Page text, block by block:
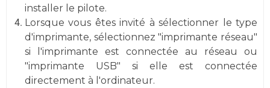
installer le pilote.
Lorsque vous êtes invité à sélectionner le type
d'imprimante, sélectionnez "imprimante réseau"
si l'imprimante est connectée au réseau ou
"imprimante USB" si elle est connectée
directement à l'ordinateur.